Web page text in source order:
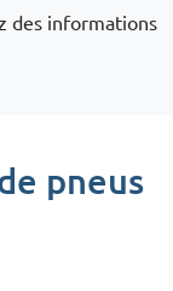
des informations
pneus